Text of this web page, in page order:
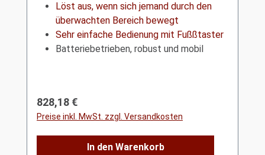
Löst aus, wenn sich jemand durch den
überwachten Bereich bewegt
Sehr einfache Bedienung mit Fußßtaster
Batteriebetrieben, robust und mobil
Regulärer Preis:
828,18 €
Preise inkl. MwSt. zzgl. Versandkosten
In den Warenkorb